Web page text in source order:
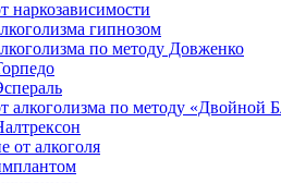
наркозависимости
гипнозом
по методу Довженко
алкоголизма по методу «Двойной
от алкоголя